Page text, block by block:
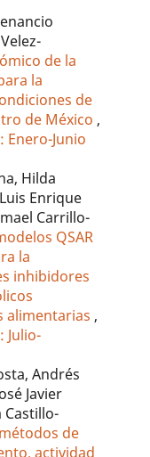
de la
la
de
de México ,
Enero-Junio
Hilda
Enrique
Carrillo-
QSAR
la
inhibidores
alimentarias ,
Julio-
Andrés
Javier
Castillo-
de
actividad